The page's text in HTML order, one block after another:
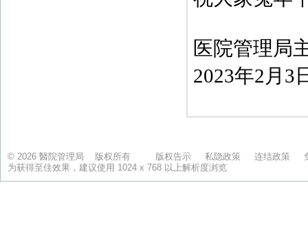
© 2026 醫院管理局 版权所有 版权告示 私隐政策 连结政策
为获得至佳效果，建议使用 1024 x 768 以上解析度浏览